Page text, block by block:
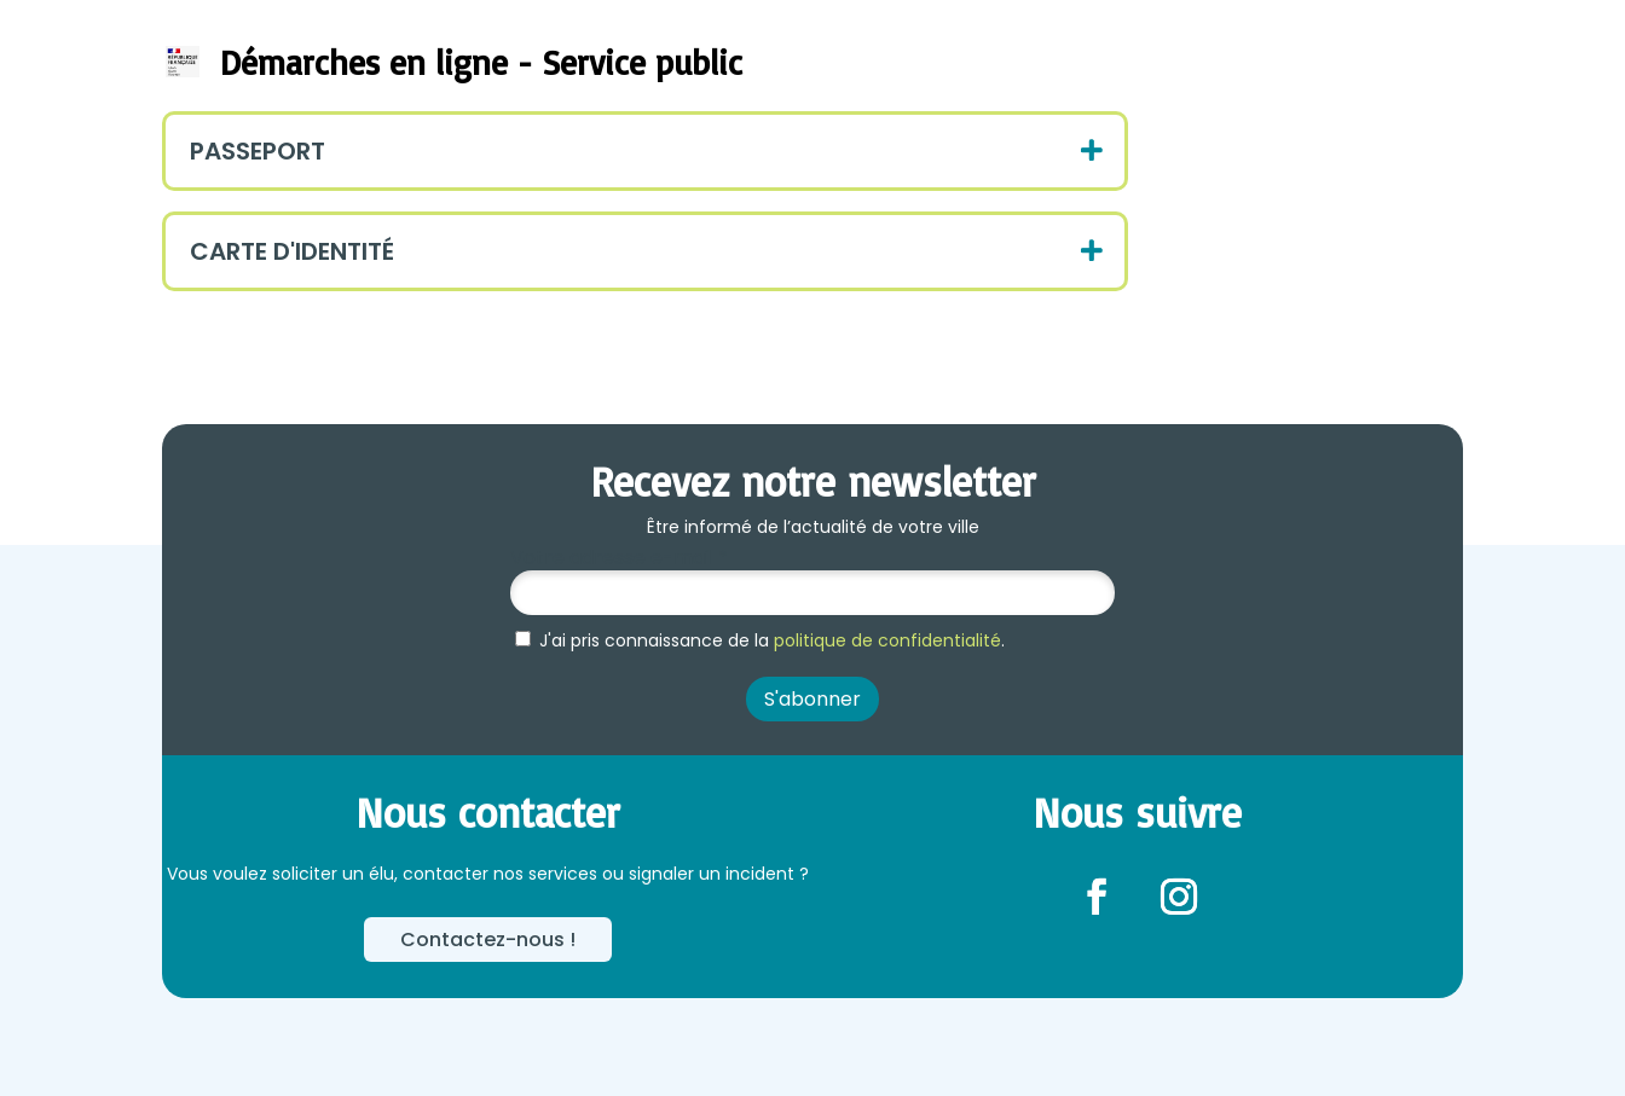
Démarches en ligne - Service public
PASSEPORT
CARTE D'IDENTITÉ
Recevez notre newsletter
Être informé de l’actualité de votre ville
J'ai pris connaissance de la politique de confidentialité.
Nous contacter
Vous voulez soliciter un élu, contacter nos services ou signaler un incident ?
Contactez-nous !
Nous suivre